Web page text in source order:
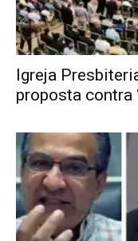
Igreja
proposta contra